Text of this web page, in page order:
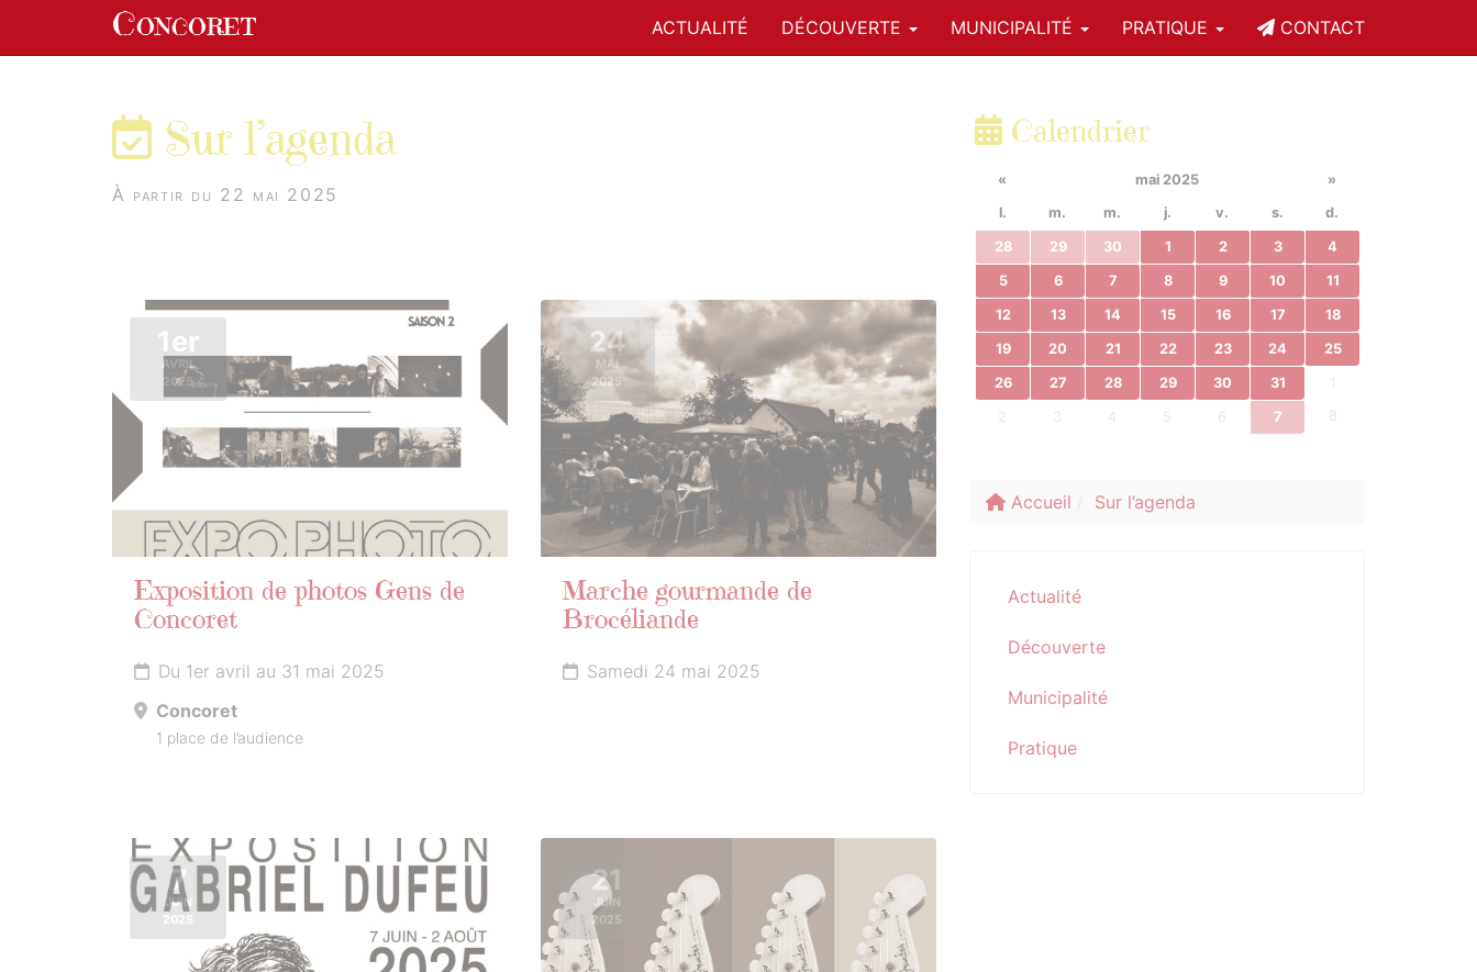
Concoret ACTUALITÉ DÉCOUVERTE MUNICIPALITÉ PRATIQUE CONTACT
Sur l’agenda
À partir du 22 mai 2025
1er
AVRIL
2025
Exposition de photos Gens de
Concoret
Du 1er avril au 31 mai 2025
Concoret
1 place de l’audience
24
MAI
2025
Marche gourmande de
Brocéliande
Samedi 24 mai 2025
7
JUIN
2025
21
JUIN
2025
Calendrier
« mai 2025
»
l.
m. m. j. v. s. d.
28 29 30 1 2 3 4
5 6 7 8 9 10 11
12 13 14 15 16 17 18
19 20 21 22 23 24 25
26 27 28 29 30 31 1
2 3 4 5 6 7 8
Accueil Sur l’agenda
Actualité
Découverte
Municipalité
Pratique
Panneau de gestion des cookies